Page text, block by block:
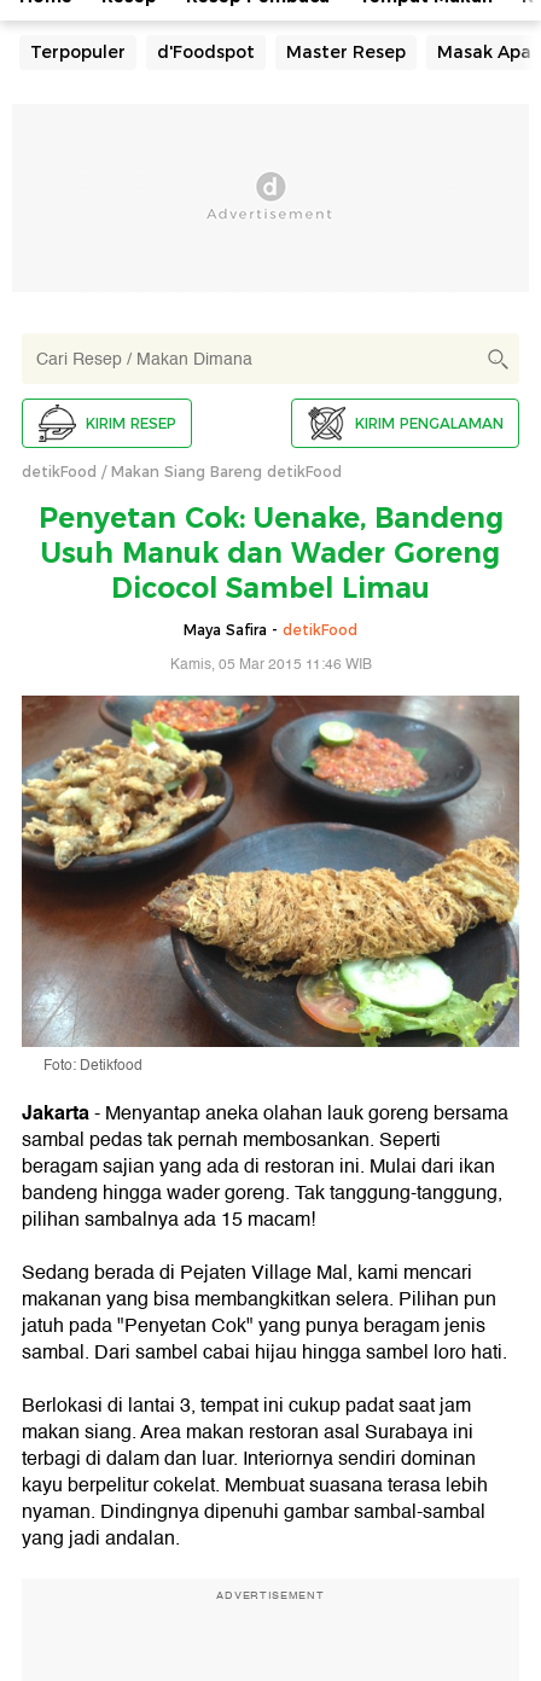
Terpopuler d'Foodspot Master Resep Masak Apa
KIRIM RESEP KIRIM PENGALAMAN
detikFood Makan Siang Bareng detikFood
Penyetan Cok: Uenake, Bandeng
Usuh Manuk dan Wader Goreng
Dicocol Sambel Limau
Maya Safira - detikFood
Kamis, 05 Mar 2015 11:46 WIB
Foto: Detikfood
Jakarta-Menyantap aneka olahan lauk goreng bersama
sambal pedas tak pernah membosankan. Seperti
beragam sajian yang ada di restoran ini. Mulai dari ikan
bandeng hingga wader goreng. Tak tanggung-tanggung,
pilihan sambalnya ada 15 macam!
Sedang berada di Pejaten Village Mal, kami mencari
makanan yang bisa membangkitkan selera. Pilihan pun
jatuh pada "Penyetan Cok" yang punya beragam jenis
sambal. Dari sambel cabai hijau hingga sambel loro hati.
Berlokasi di lantai 3, tempat ini cukup padat saat jam
makan siang. Area makan restoran asal Surabaya ini
terbagi di dalam dan luar. Interiornya sendiri dominan
kayu berpelitur cokelat. Membuat suasana terasa lebih
nyaman. Dindingnya dipenuhi gambar sambal-sambal
yang jadi andalan.
ADVERTISEMENT